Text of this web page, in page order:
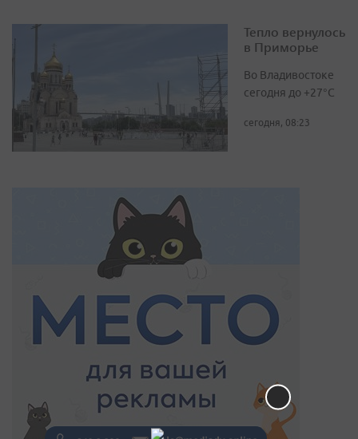
Тепло вернулось
в Приморье
Во Владивостоке
сегодня до +27°С
сегодня, 08:23